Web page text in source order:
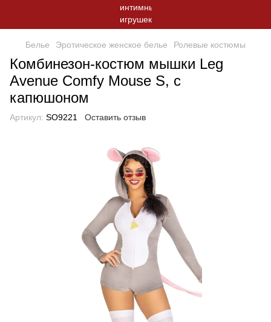
Белье Эротическое женское белье Ролевые костюмы
Комбинезон-костюм мышки Leg
Avenue Comfy Mouse S, с
капюшоном
Артикул: SO9221 Оставить отзыв